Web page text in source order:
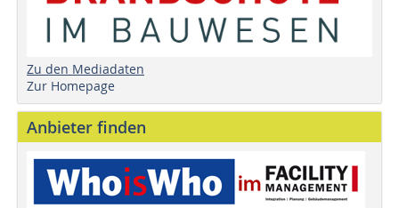
Zu den Mediadaten
Zur Homepage
Anbieter finden